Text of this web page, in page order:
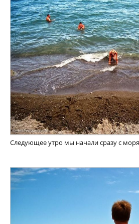
Следующее утро мы начали сразу с